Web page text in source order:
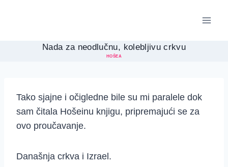
Nada za neodlučnu, kolebljivu crkvu
HOŠEA
Tako sjajne i očigledne bile su mi paralele dok
sam čitala Hošeinu knjigu, pripremajući se za
ovo proučavanje.
Današnja crkva i Izrael.